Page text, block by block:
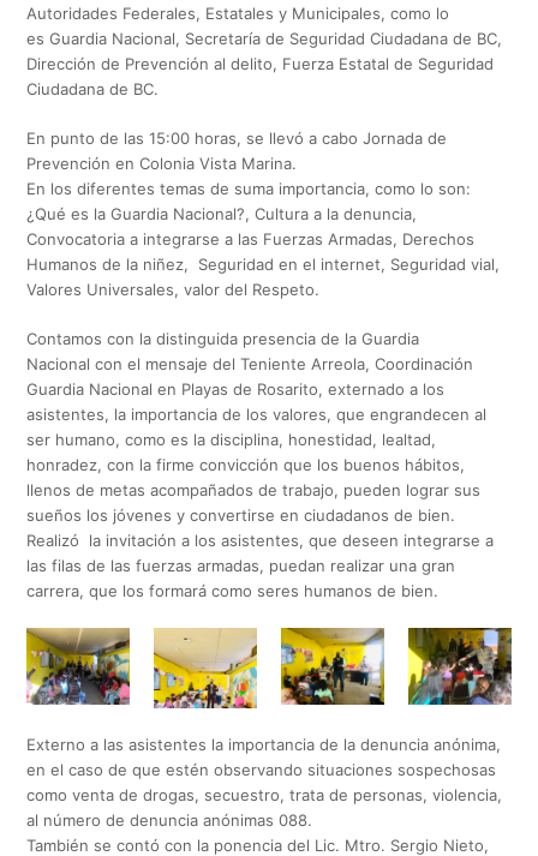
Autoridades Federales, Estatales y Municipales, como lo
es Guardia Nacional, Secretaría de Seguridad Ciudadana de BC,
Dirección de Prevención al delito, Fuerza Estatal de Seguridad
Ciudadana de BC.
En punto de las 15:00 horas, se llevó a cabo Jornada de
Prevención en Colonia Vista Marina.
En los diferentes temas de suma importancia, como lo son:
¿Qué es la Guardia Nacional?, Cultura a la denuncia,
Convocatoria a integrarse a las Fuerzas Armadas, Derechos
Humanos de la niñez, Seguridad en el internet, Seguridad vial,
Valores Universales, valor del Respeto.
Contamos con la distinguida presencia de la Guardia
Nacional con el mensaje del Teniente Arreola, Coordinación
Guardia Nacional en Playas de Rosarito, externado a los
asistentes, la importancia de los valores, que engrandecen al
ser humano, como es la disciplina, honestidad, lealtad,
honradez, con la firme convicción que los buenos hábitos,
llenos de metas acompañados de trabajo, pueden lograr sus
sueños los jóvenes y convertirse en ciudadanos de bien.
Realizó la invitación a los asistentes, que deseen integrarse a
las filas de las fuerzas armadas, puedan realizar una gran
carrera, que los formará como seres humanos de bien.
Externo a las asistentes la importancia de la denuncia anónima,
en el caso de que estén observando situaciones sospechosas
como venta de drogas, secuestro, trata de personas, violencia,
al número de denuncia anónimas 088.
También se contó con la ponencia del Lic. Mtro. Sergio Nieto,